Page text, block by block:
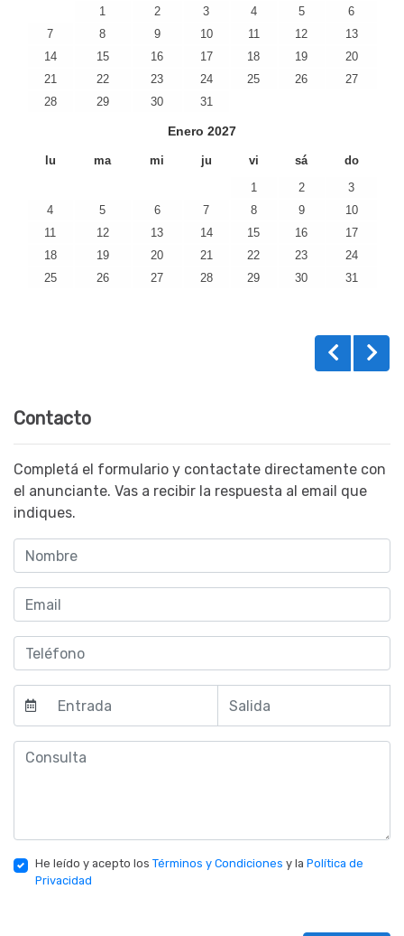
1 2 3 4 5
6
7
8 9 10 11 12
13
14
15 16 17 18 19
20
21
22 23 24 25 26
27
28
29 30 31
Enero 2027
lu ma mi ju vi sá do
1 2
3
4
5 6 7 8 9
10
11
12 13 14 15 16
17
18
19 20 21 22 23
24
25
26 27 28 29 30 31
Contacto
Completá el formulario y contactate directamente con
el anunciante. Vas a recibir la respuesta al email que
indiques.
He leído y acepto los Términos y Condiciones y la Política de
Privacidad